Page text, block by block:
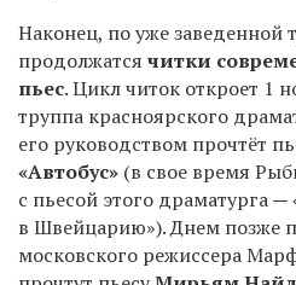
Наконец, по уже
продолжатся читки
пьес. Цикл читок откроет 1
труппа красноярского
его руководством прочтёт
«Автобус» (в свое время
с пьесой этого драматурга—
в Швейцарию»). Днем позже
московского режиссера